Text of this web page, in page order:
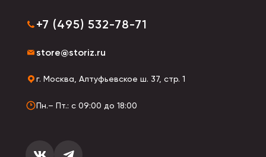
+7 (495) 532-78-71
store@storiz.ru
г. Москва, Алтуфьевское ш. 37, стр. 1
Пн.– Пт.: с 09:00 до 18:00